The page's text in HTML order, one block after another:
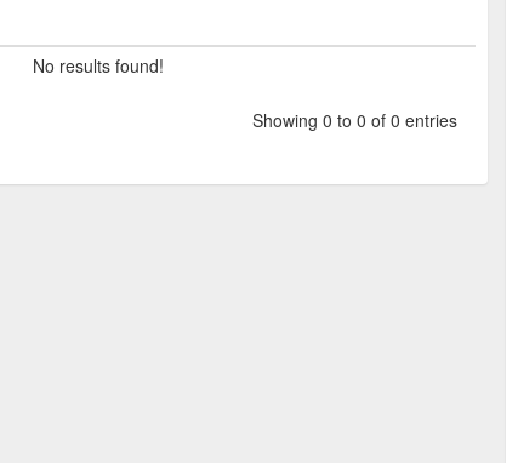
No results found!
Showing 0 to 0 of 0 entries